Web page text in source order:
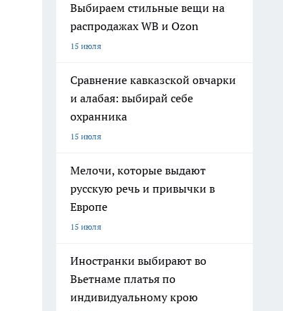
Выбираем стильные вещи на
распродажах WB и Ozon
15 июля
Сравнение кавказской овчарки
и алабая: выбирай себе
охранника
15 июля
Мелочи, которые выдают
русскую речь и привычки в
Европе
15 июля
Иностранки выбирают во
Вьетнаме платья по
индивидуальному крою